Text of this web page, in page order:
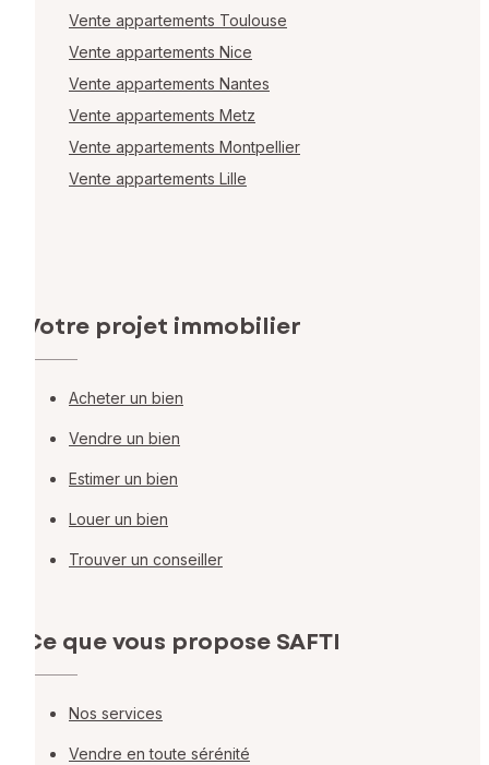
Vente appartements Toulouse
Vente appartements Nice
Vente appartements Nantes
Vente appartements Metz
Vente appartements Montpellier
Vente appartements Lille
Votre projet immobilier
Acheter un bien
Vendre un bien
Estimer un bien
Louer un bien
Trouver un conseiller
Ce que vous propose SAFTI
Nos services
Vendre en toute sérénité